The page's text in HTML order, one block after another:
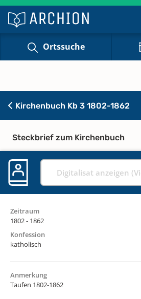
Ortssuche
Kirchenbuch Kb 3 1802-1862
Steckbrief zum Kirchenbuch
Digitalisat anzeigen
Zeitraum
1802 - 1862
Konfession
katholisch
Anmerkung
Taufen 1802-1862